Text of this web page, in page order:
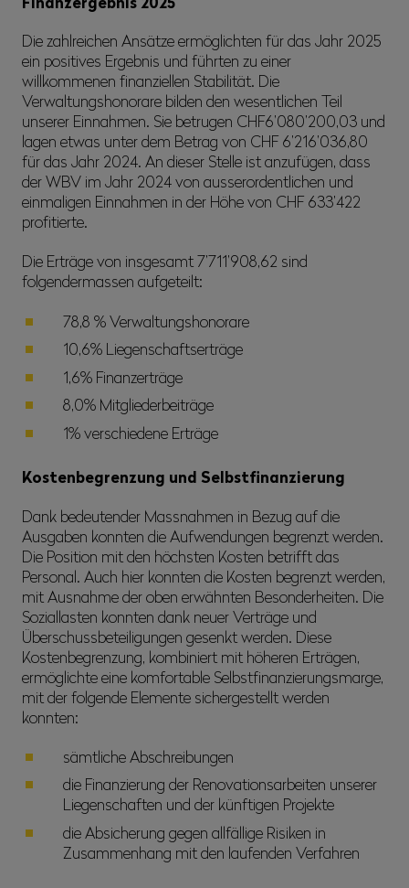
Die zahlreichen Ansätze ermöglichten für das Jahr 2025
ein positives Ergebnis und führten zu einer
willkommenen finanziellen Stabilität. Die
Verwaltungshonorare bilden den wesentlichen Teil
unserer Einnahmen. Sie betrugen CHF6’080’200,03 und
lagen etwas unter dem Betrag von CHF 6’216’036,80
für das Jahr 2024. An dieser Stelle ist anzufügen, dass
der WBV im Jahr 2024 von ausserordentlichen und
einmaligen Einnahmen in der Höhe von CHF 633’422
profitierte.
Die Erträge von insgesamt 7’711’908,62 sind
folgendermassen aufgeteilt:
78,8 % Verwaltungshonorare
10,6% Liegenschaftserträge
1,6% Finanzerträge
8,0% Mitgliederbeiträge
1% verschiedene Erträge
Kostenbegrenzung und Selbstfinanzierung
Dank bedeutender Massnahmen in Bezug auf die
Ausgaben konnten die Aufwendungen begrenzt werden.
Die Position mit den höchsten Kosten betrifft das
Personal. Auch hier konnten die Kosten begrenzt werden,
mit Ausnahme der oben erwähnten Besonderheiten. Die
Soziallasten konnten dank neuer Verträge und
Überschussbeteiligungen gesenkt werden. Diese
Kostenbegrenzung, kombiniert mit höheren Erträgen,
ermöglichte eine komfortable Selbstfinanzierungsmarge,
mit der folgende Elemente sichergestellt werden
konnten:
sämtliche Abschreibungen
die Finanzierung der Renovationsarbeiten unserer
Liegenschaften und der künftigen Projekte
die Absicherung gegen allfällige Risiken in
Zusammenhang mit den laufenden Verfahren